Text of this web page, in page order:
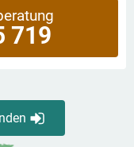
719